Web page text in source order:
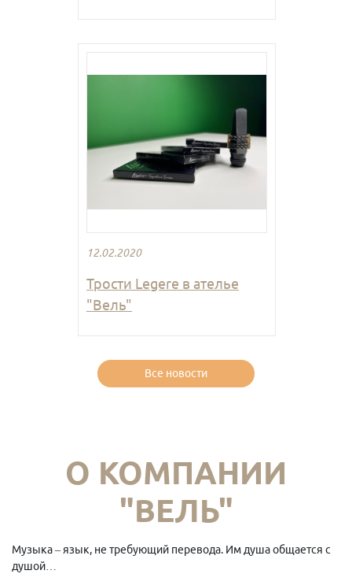
12.02.2020
Трости Legere в ателье
"Вель"
Все новости
О КОМПАНИИ
"ВЕЛЬ"
Музыка – язык, не требующий перевода. Им душа общается с
душой…